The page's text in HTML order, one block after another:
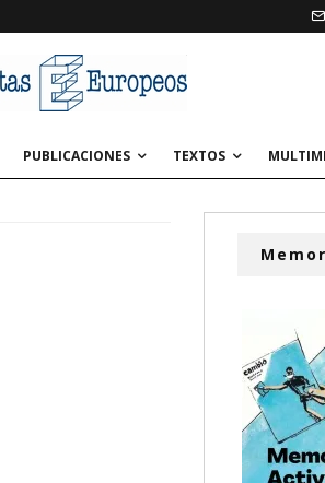
PUBLICACIONES TEXTOS